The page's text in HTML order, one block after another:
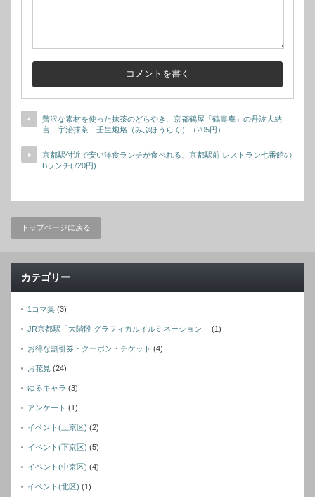
贅沢な素材を使った抹茶のどらやき、京都鶴屋「鶴壽庵」の丹波大納
言 宇治抹茶 壬生炮烙（みぶほうらく）（205円）
京都駅付近で安い洋食ランチが食べれる、京都駅前 レストラン七番館の
Bランチ(720円)
トップページに戻る
カテゴリー
1コマ集 (3)
JR京都駅「大階段 グラフィカルイルミネーション」 (1)
お得な割引券・クーポン・チケット (4)
お花見 (24)
ゆるキャラ (3)
アンケート (1)
イベント(上京区) (2)
イベント(下京区) (5)
イベント(中京区) (4)
イベント(北区) (1)